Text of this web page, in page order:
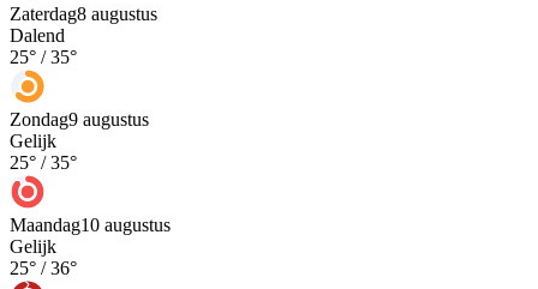
Zaterdag8 augustus
Dalend
25° /35°
Zondag9 augustus
Gelijk
25° /35°
Maandag10 augustus
Gelijk
25° /36°